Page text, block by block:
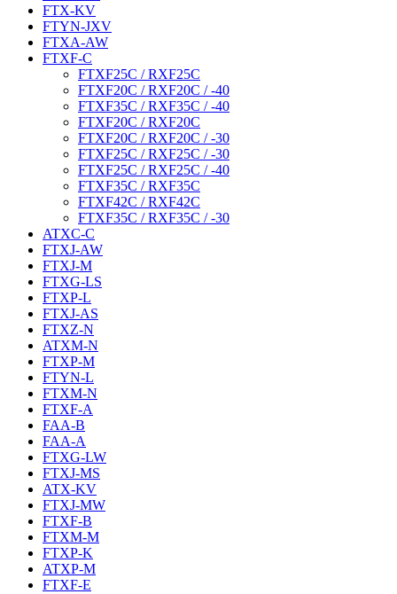
FTX-KV
FTYN-JXV
FTXA-AW
FTXF-C
FTXF25C / RXF25C
FTXF20C / RXF20C / -40
FTXF35C / RXF35C / -40
FTXF20C / RXF20C
FTXF20C / RXF20C / -30
FTXF25C / RXF25C / -30
FTXF25C / RXF25C / -40
FTXF35C / RXF35C
FTXF42C / RXF42C
FTXF35C / RXF35C / -30
ATXC-C
FTXJ-AW
FTXJ-M
FTXG-LS
FTXP-L
FTXJ-AS
FTXZ-N
ATXM-N
FTXP-M
FTYN-L
FTXM-N
FTXF-A
FAA-B
FAA-A
FTXG-LW
FTXJ-MS
ATX-KV
FTXJ-MW
FTXF-B
FTXM-M
FTXP-K
ATXP-M
FTXF-E